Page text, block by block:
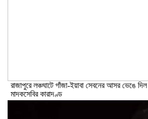
রাজাপুরে লঞ্চঘাটে গাঁজা-ইয়াবা সেবনের আসর ভেঙে
মাদকসেবির কারাদণ্ড